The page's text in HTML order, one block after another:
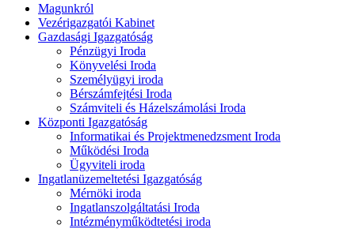
Magunkról
Vezérigazgatói Kabinet
Gazdasági Igazgatóság
Pénzügyi Iroda
Könyvelési Iroda
Személyügyi iroda
Bérszámfejtési Iroda
Számviteli és Házelszámolási Iroda
Központi Igazgatóság
Informatikai és Projektmenedzsment Iroda
Működési Iroda
Ügyviteli iroda
Ingatlanüzemeltetési Igazgatóság
Mérnöki iroda
Ingatlanszolgáltatási Iroda
Intézményműködtetési iroda